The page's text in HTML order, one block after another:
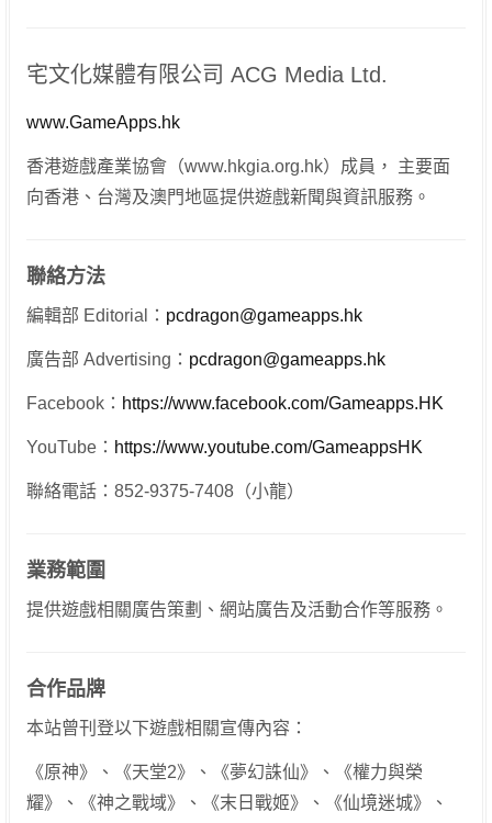
宅文化媒體有限公司 ACG Media Ltd.
www.GameApps.hk
香港遊戲產業協會（www.hkgia.org.hk）成員， 主要面
向香港、台灣及澳門地區提供遊戲新聞與資訊服務。
聯絡方法
編輯部 Editorial： pcdragon@gameapps.hk
廣告部 Advertising： pcdragon@gameapps.hk
Facebook： https://www.facebook.com/Gameapps.HK
YouTube： https://www.youtube.com/GameappsHK
聯絡電話：852-9375-7408（小龍）
業務範圍
提供遊戲相關廣告策劃、網站廣告及活動合作等服務。
合作品牌
本站曾刊登以下遊戲相關宣傳內容：
《原神》、《天堂2》、《夢幻誅仙》、《權力與榮
耀》、《神之戰域》、《末日戰姬》、《仙境迷城》、